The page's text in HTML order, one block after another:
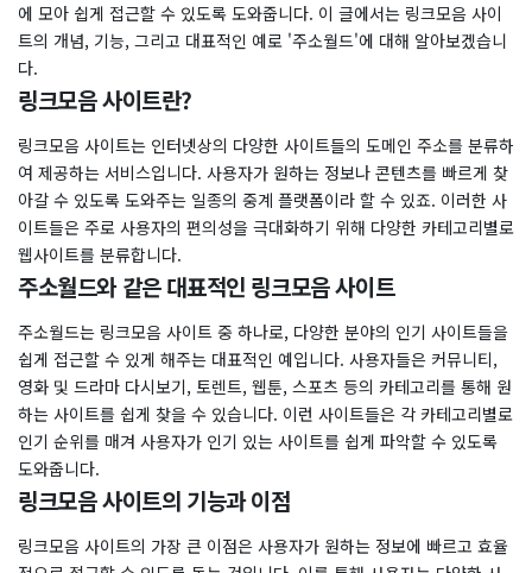
에 모아 쉽게 접근할 수 있도록 도와줍니다. 이 글에서는 링크모음 사이
트의 개념, 기능, 그리고 대표적인 예로 '주소월드'에 대해 알아보겠습니
다.
링크모음 사이트란?
링크모음 사이트는 인터넷상의 다양한 사이트들의 도메인 주소를 분류하
여 제공하는 서비스입니다. 사용자가 원하는 정보나 콘텐츠를 빠르게 찾
아갈 수 있도록 도와주는 일종의 중계 플랫폼이라 할 수 있죠. 이러한 사
이트들은 주로 사용자의 편의성을 극대화하기 위해 다양한 카테고리별로
웹사이트를 분류합니다.
주소월드와 같은 대표적인 링크모음 사이트
주소월드는 링크모음 사이트 중 하나로, 다양한 분야의 인기 사이트들을
쉽게 접근할 수 있게 해주는 대표적인 예입니다. 사용자들은 커뮤니티,
영화 및 드라마 다시보기, 토렌트, 웹툰, 스포츠 등의 카테고리를 통해 원
하는 사이트를 쉽게 찾을 수 있습니다. 이런 사이트들은 각 카테고리별로
인기 순위를 매겨 사용자가 인기 있는 사이트를 쉽게 파악할 수 있도록
도와줍니다.
링크모음 사이트의 기능과 이점
링크모음 사이트의 가장 큰 이점은 사용자가 원하는 정보에 빠르고 효율